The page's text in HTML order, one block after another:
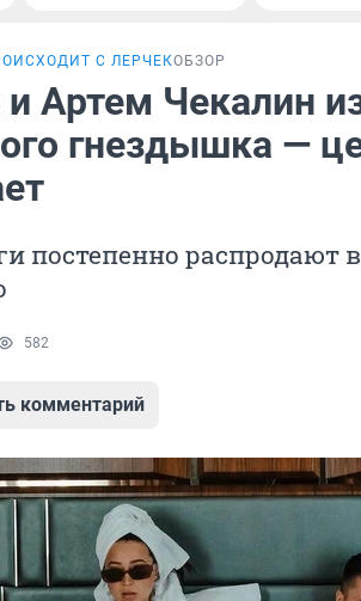
С ЛЕРЧЕКОБЗОР
Артем Чекалин
гнездышка —
постепенно распродают
582
комментарий